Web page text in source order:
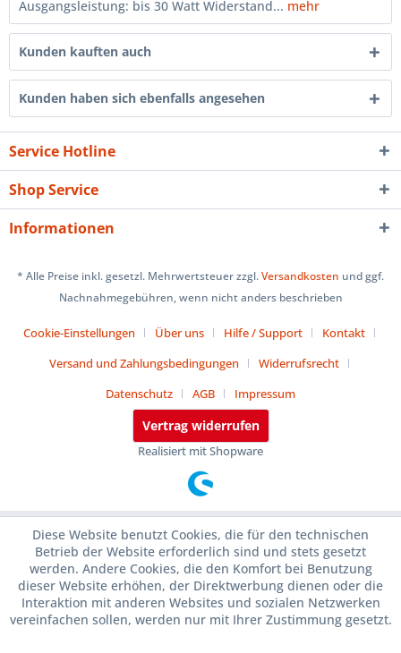
Ausgangsleistung: bis 30 Watt Widerstand... mehr
Kunden kauften auch
Kunden haben sich ebenfalls angesehen
Service Hotline
Shop Service
Informationen
* Alle Preise inkl. gesetzl. Mehrwertsteuer zzgl.Versandkosten und ggf.
Nachnahmegebühren, wenn nicht anders beschrieben
Cookie-Einstellungen Über uns Hilfe / Support
Kontakt
Versand und Zahlungsbedingungen
Widerrufsrecht
Datenschutz
AGB Impressum
Vertrag widerrufen
Realisiert mit Shopware
Diese Website benutzt Cookies, die für den technischen
Betrieb der Website erforderlich sind und stets gesetzt
werden. Andere Cookies, die den Komfort bei Benutzung
dieser Website erhöhen, der Direktwerbung dienen oder die
Interaktion mit anderen Websites und sozialen Netzwerken
vereinfachen sollen, werden nur mit Ihrer Zustimmung gesetzt.